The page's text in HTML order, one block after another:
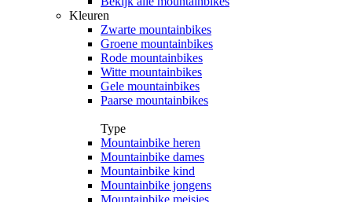
Kleuren
Zwarte mountainbikes
Groene mountainbikes
Rode mountainbikes
Witte mountainbikes
Gele mountainbikes
Paarse mountainbikes
Type
Mountainbike heren
Mountainbike dames
Mountainbike kind
Mountainbike jongens
Mountainbike meisjes